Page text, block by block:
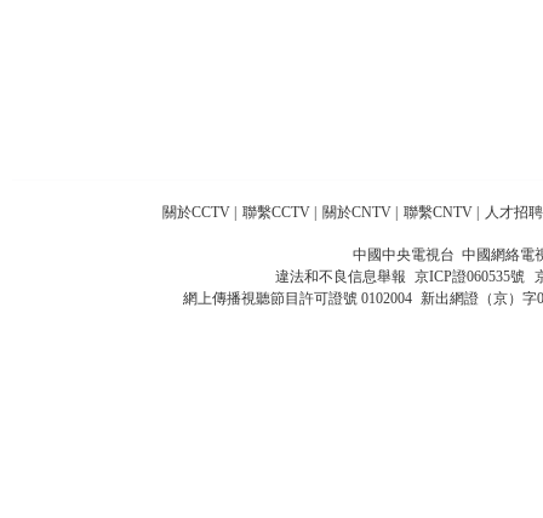
關於CCTV 聯繫CCTV 關於CNTV 聯繫CNTV 人才招聘
中國中央電視台 中國網絡電
違法和不良信息舉報 京ICP證060535號
網上傳播視聽節目許可證號 0102004 新出網證（京）